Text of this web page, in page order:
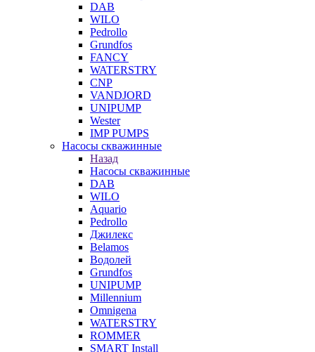
DAB
WILO
Pedrollo
Grundfos
FANCY
WATERSTRY
CNP
VANDJORD
UNIPUMP
Wester
IMP PUMPS
Насосы скважинные
Назад
Насосы скважинные
DAB
WILO
Aquario
Pedrollo
Джилекс
Belamos
Водолей
Grundfos
UNIPUMP
Millennium
Omnigena
WATERSTRY
ROMMER
SMART Install